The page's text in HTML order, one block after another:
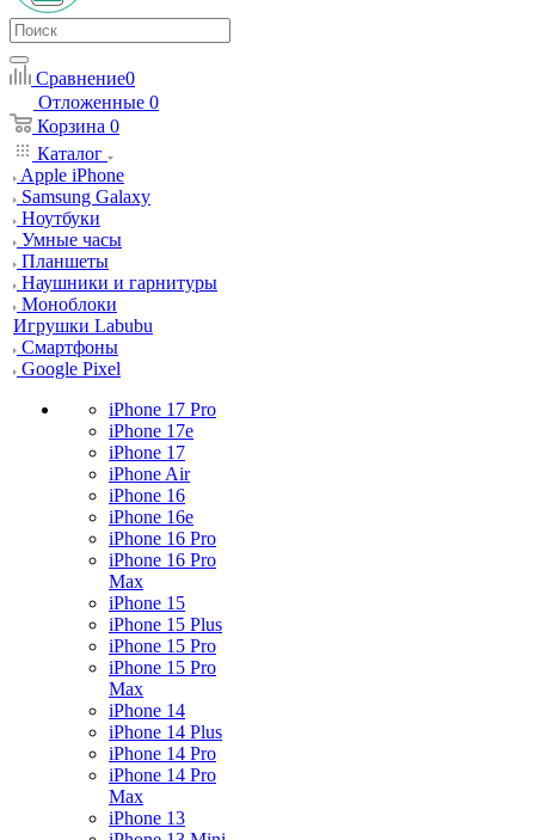
Сравнение0
Отложенные 0
Корзина 0
Каталог
Apple iPhone
Samsung Galaxy
Ноутбуки
Умные часы
Планшеты
Наушники и гарнитуры
Моноблоки
Игрушки Labubu
Смартфоны
Google Pixel
iPhone 17 Pro
iPhone 17e
iPhone 17
iPhone Air
iPhone 16
iPhone 16e
iPhone 16 Pro
iPhone 16 Pro
Max
iPhone 15
iPhone 15 Plus
iPhone 15 Pro
iPhone 15 Pro
Max
iPhone 14
iPhone 14 Plus
iPhone 14 Pro
iPhone 14 Pro
Max
iPhone 13